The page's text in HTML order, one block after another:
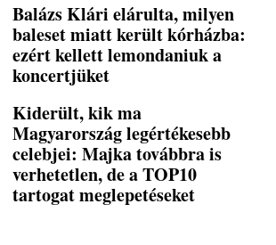
Balázs Klári elárulta, milyen
baleset miatt került kórházba:
ezért kellett lemondaniuk a
koncertjüket
Kiderült, kik ma
Magyarország legértékesebb
celebjei: Majka továbbra is
verhetetlen, de a TOP10
tartogat meglepetéseket